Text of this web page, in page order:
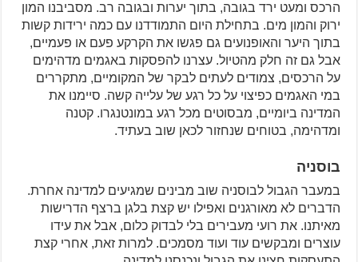
הרכס ומעט ירד בגובה, בתוך יערות ובגובה רב. מסביבנו המון
ירוק והמון מים. בתחילת היום התמודדנו עם כמה ירידות קשות
בתוך היער והאופנועים גם פגשו את הקרקע פעם או פעמיים,
אבל גם זה חלק מהטיול. עצרנו להפסקות באגמים מדהימים
על הרכסים, צמודים לעתים לבקר של המקומיים, מתקררים
במי האגמים כפיצוי על כל רגע של עלייה קשה. סיימנו את
המדינה ביומיים, מבסוטים מכל רגע במונטנגרו. קטנה
ומדהימה, בטוחים שנחזור לכאן שוב בעתיד.
בוסניה
במעבר הגבול לבוסניה שוב מבינים שמגיעים למדינה אחרת.
הדברים לא מאורגנים ואפילו יש קצת בלגן ברצף הדרישות
מאיתנו. את רועי מעבירים בלי לבדוק כלום, אבל את עידו
עוצרים ומבקשים עוד ועוד מסמכים. למרות זאת, אחרי קצת